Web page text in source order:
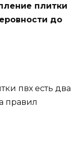
плитки
до
пвх есть два
правил